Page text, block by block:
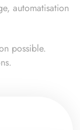
automatisation
possible.